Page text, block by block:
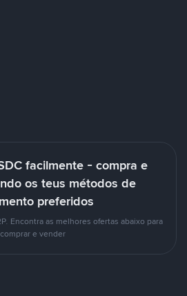
facilmente - compra e
os teus métodos de
preferidos
Encontra as melhores ofertas abaixo para
comprar e vender